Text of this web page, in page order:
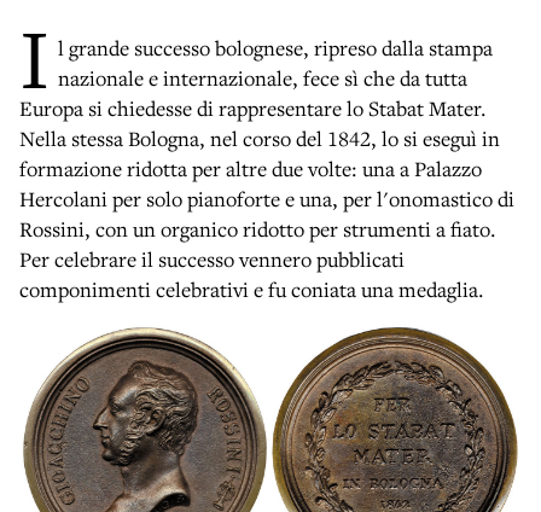
I l grande successo bolognese, ripreso dalla stampa
nazionale e internazionale, fece sì che da tutta
Europa si chiedesse di rappresentare lo Stabat Mater.
Nella stessa Bologna, nel corso del 1842, lo si eseguì in
formazione ridotta per altre due volte: una a Palazzo
Hercolani per solo pianoforte e una, per l'onomastico di
Rossini, con un organico ridotto per strumenti a fiato.
Per celebrare il successo vennero pubblicati
componimenti celebrativi e fu coniata una medaglia.